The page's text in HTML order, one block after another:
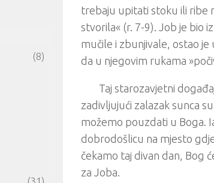
trebaju upitati stoku ili ribe
stvorila« (r. 7-9). Job je bio
mučile i zbunjivale, ostao
da u njegovim rukama
Taj starozavjetni
zadivljujući zalazak sunca
možemo pouzdati u Boga.
dobrodošlicu na mjesto
čekamo taj divan dan, Bog
za Joba.
(8)